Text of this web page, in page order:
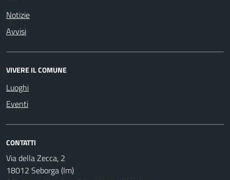
Notizie
Avvisi
VIVERE IL COMUNE
Luoghi
Eventi
CONTATTI
Via della Zecca, 2
18012 Seborga (Im)